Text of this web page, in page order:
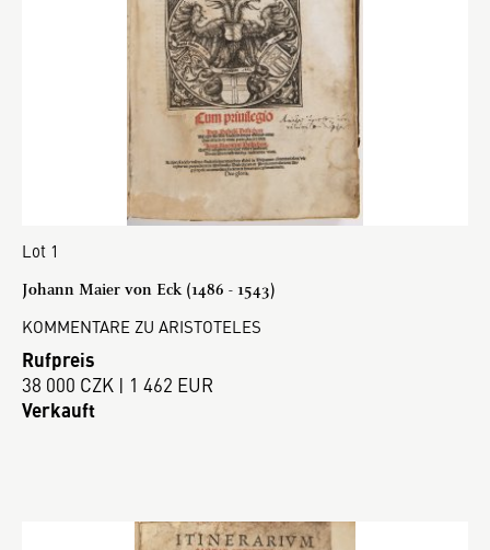
Lot 1
Johann Maier von Eck (1486 - 1543)
KOMMENTARE ZU ARISTOTELES
Rufpreis
38 000 CZK | 1 462 EUR
Verkauft